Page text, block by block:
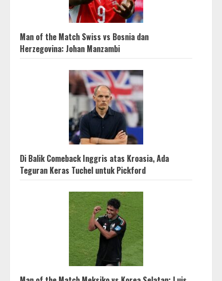
Man of the Match Swiss vs Bosnia dan
Herzegovina: Johan Manzambi
Di Balik Comeback Inggris atas Kroasia, Ada
Teguran Keras Tuchel untuk Pickford